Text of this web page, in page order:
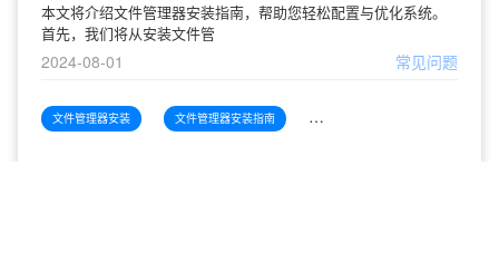
本文将介绍文件管理器安装指南，帮助您轻松配置与优化系统。
首先，我们将从安装文件管
2024-08-01 常见问题
文件管理器安装 文件管理器安装指南 文件管理器安装指南轻松